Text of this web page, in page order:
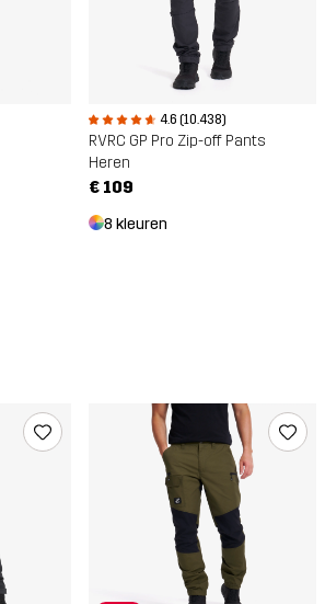
4.6 (10.438)
RVRC GP Pro Zip-off Pants
Heren
€ 109
8 kleuren